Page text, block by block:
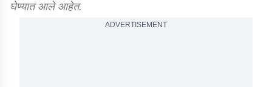
घेण्यात आले आहेत.
ADVERTISEMENT